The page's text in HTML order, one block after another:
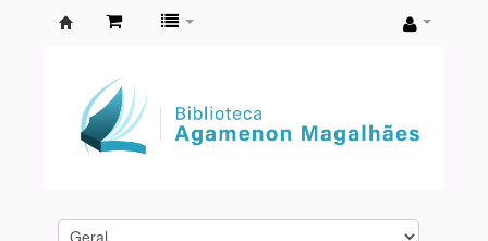
Agamenon
Magalhães